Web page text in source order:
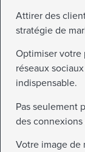
Attirer des
stratégie de
Optimiser votre
réseaux
indispensable.
Pas seulement
des
Votre image de